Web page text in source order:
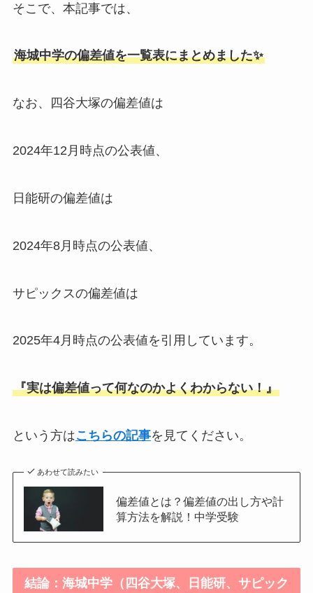
そこで、本記事では、
海城中学の偏差値を一覧表にまとめました✨
なお、四谷大塚の偏差値は
2024年12月時点の公表値、
日能研の偏差値は
2024年8月時点の公表値、
サピックスの偏差値は
2025年4月時点の公表値を引用しています。
『実は偏差値って何なのかよくわからない！』
という方はこちらの記事を見てください。
あわせて読みたい
偏差値とは？偏差値の出し方や計
算方法を解説！中学受験
結論：海城中学（四谷大塚、日能研、サピック